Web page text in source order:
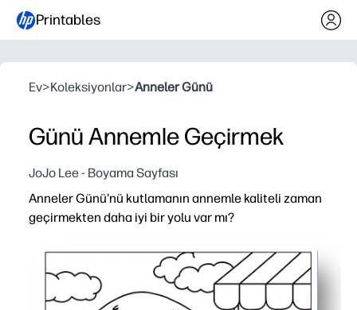
Printables
Ev>Koleksiyonlar>Anneler Günü
Günü Annemle Geçirmek
JoJo Lee - Boyama Sayfası
Anneler Günü'nü kutlamanın annemle kaliteli zaman
geçirmekten daha iyi bir yolu var mı?
Yazdır ve git boyama - birlikte rahat, ekransız zaman
Karışık yaşlar için eğlenceli - cesur çizgiler ve açık
Bağlantı ve beceriler geliştirir - bağlanma ve ince